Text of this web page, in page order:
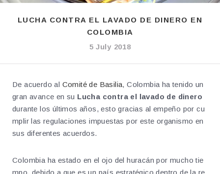
LUCHA CONTRA EL LAVADO DE DINERO EN
COLOMBIA
5 July 2018
De acuerdo al Comité de Basilia, Colombia ha tenido un
gran avance en su Lucha contra el lavado de dinero
durante los últimos años, esto gracias al empeño por cu
mplir las regulaciones impuestas por este organismo en
sus diferentes acuerdos.
Colombia ha estado en el ojo del huracán por mucho tie
mpo, debido a que es un país estratégico dentro de la re